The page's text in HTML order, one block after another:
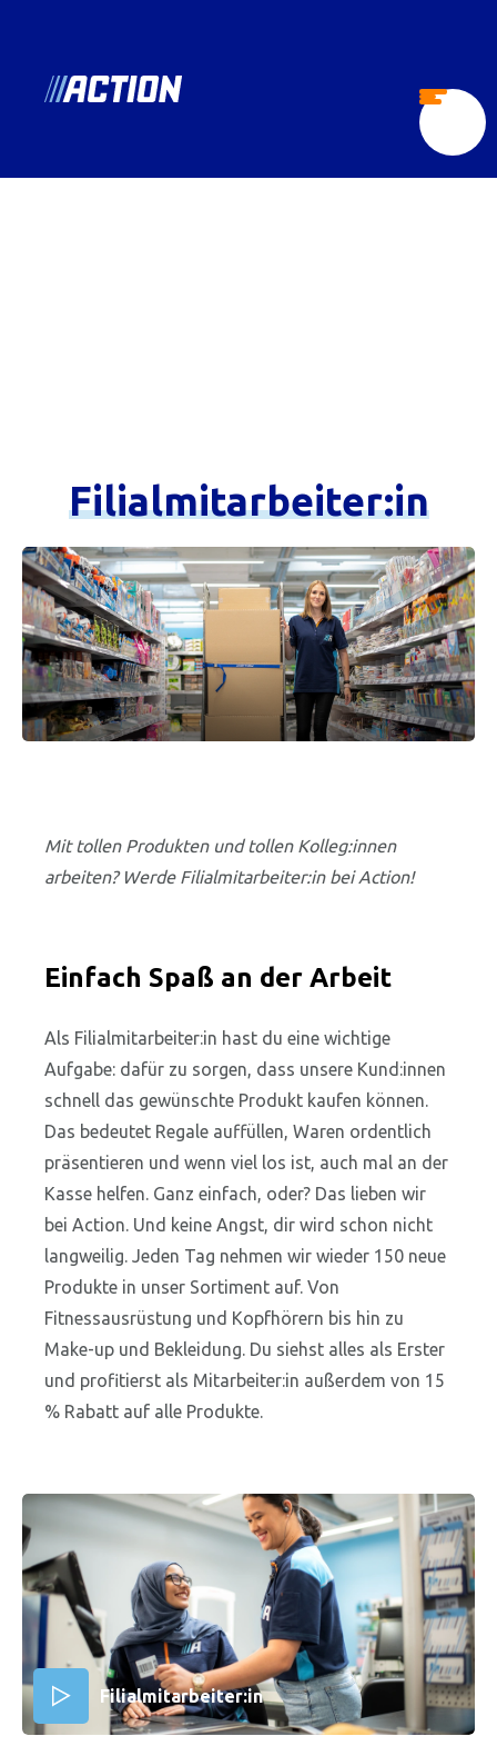
at.action.jobs
Menü
öffnen
Filialmitarbeiter:in
Mit tollen Produkten und tollen Kolleg:innen
arbeiten? Werde Filialmitarbeiter:in bei Action!
Einfach Spaß an der Arbeit
Als Filialmitarbeiter:in hast du eine wichtige
Aufgabe: dafür zu sorgen, dass unsere Kund:innen
schnell das gewünschte Produkt kaufen können.
Das bedeutet Regale auffüllen, Waren ordentlich
präsentieren und wenn viel los ist, auch mal an der
Kasse helfen. Ganz einfach, oder? Das lieben wir
bei Action. Und keine Angst, dir wird schon nicht
langweilig. Jeden Tag nehmen wir wieder 150 neue
Produkte in unser Sortiment auf. Von
Fitnessausrüstung und Kopfhörern bis hin zu
Make-up und Bekleidung. Du siehst alles als Erster
und profitierst als Mitarbeiter:in außerdem von 15
% Rabatt auf alle Produkte.
Abspielen
Filialmitarbeiter:in